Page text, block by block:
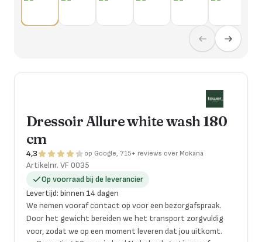
Dressoir Allure white wash 180
cm
4,3 op Google, 715+ reviews over Mokana
Artikelnr. VF 0035
Op voorraad bij de leverancier
Levertijd: binnen 14 dagen
We nemen vooraf contact op voor een bezorgafspraak.
Door het gewicht bereiden we het transport zorgvuldig
voor, zodat we op een moment leveren dat jou uitkomt.